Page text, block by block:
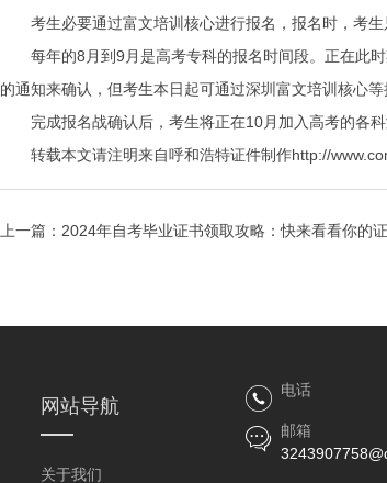
考生必要通过富文培训核心进行报名，报名时，考生
每年的8月到9月是高考专科的报名时间段。正在此时
的通知来确认，但考生本日起可通过深圳富文培训核心等
完成报名战确认后，考生将正在10月加入高考的各科
转载本文请注明来自呼和浩特证件制作http://
上一篇： 2024年自考毕业证书领取攻略：快来看看你的
网站导航
关于我们
电话
邮箱